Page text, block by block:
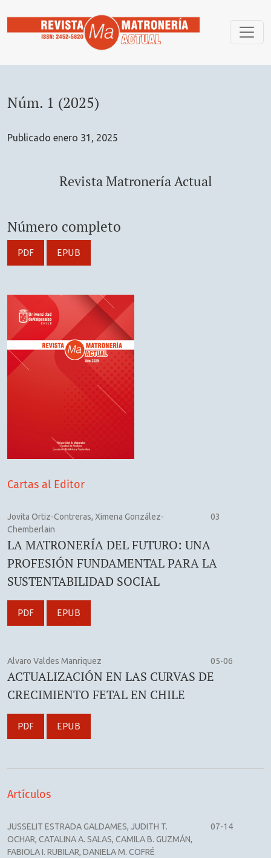
Núm. 1 (2025)
Publicado enero 31, 2025
Revista Matronería Actual
Número completo
PDF EPUB
Cartas al Editor
Jovita Ortiz-Contreras, Ximena González-
Chemberlain
03
LA MATRONERÍA DEL FUTURO: UNA
PROFESIÓN FUNDAMENTAL PARA LA
SUSTENTABILIDAD SOCIAL
PDF EPUB
Alvaro Valdes Manriquez 05-06
ACTUALIZACIÓN EN LAS CURVAS DE
CRECIMIENTO FETAL EN CHILE
PDF EPUB
Artículos
JUSSELIT ESTRADA GALDAMES, JUDITH T.
OCHAR, CATALINA A. SALAS, CAMILA B. GUZMÁN,
FABIOLA I. RUBILAR, DANIELA M. COFRÉ
07-14